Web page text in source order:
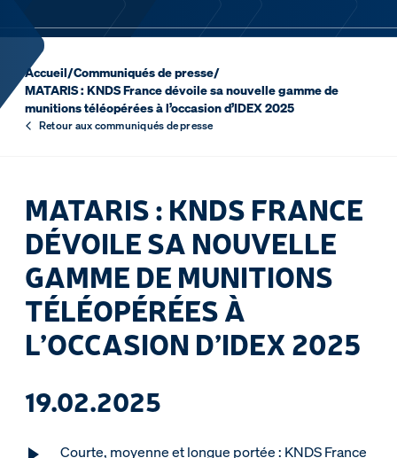
Accueil/Communiqués de presse/
MATARIS : KNDS France dévoile sa nouvelle gamme de
munitions téléopérées à l’occasion d’IDEX 2025
Retour aux communiqués de presse
MATARIS : KNDS FRANCE
DÉVOILE SA NOUVELLE
GAMME DE MUNITIONS
TÉLÉOPÉRÉES À
L’OCCASION D’IDEX 2025
19.02.2025
Courte, moyenne et longue portée : KNDS France